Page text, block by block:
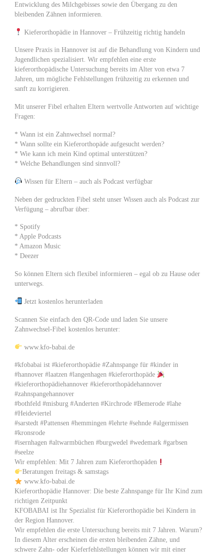
Entwicklung des Milchgebisses sowie den Übergang zu den
bleibenden Zähnen informieren.
Kieferorthopädie in Hannover – Frühzeitig richtig handeln
Unsere Praxis in Hannover ist auf die Behandlung von Kindern und
Jugendlichen spezialisiert. Wir empfehlen eine erste
kieferorthopädische Untersuchung bereits im Alter von etwa 7
Jahren, um mögliche Fehlstellungen frühzeitig zu erkennen und
sanft zu korrigieren.
Mit unserer Fibel erhalten Eltern wertvolle Antworten auf wichtige
Fragen:
* Wann ist ein Zahnwechsel normal?
* Wann sollte ein Kieferorthopäde aufgesucht werden?
* Wie kann ich mein Kind optimal unterstützen?
* Welche Behandlungen sind sinnvoll?
Wissen für Eltern – auch als Podcast verfügbar
Neben der gedruckten Fibel steht unser Wissen auch als Podcast zur
Verfügung – abrufbar über:
* Spotify
* Apple Podcasts
* Amazon Music
* Deezer
So können Eltern sich flexibel informieren – egal ob zu Hause oder
unterwegs.
Jetzt kostenlos herunterladen
Scannen Sie einfach den QR-Code und laden Sie unsere
Zahnwechsel-Fibel kostenlos herunter:
www.kfo-babai.de
#kfobabai ist #kieferorthopädie #Zahnspange für #kinder in
#hannover #laatzen #langenhagen #kieferorthopäde
#kieferorthopädiehannover #kieferorthopädehannover
#zahnspangehannover
#bothfeld #misburg #Anderten #Kirchrode #Bemerode #lahe
#Heideviertel
#sarstedt #Pattensen #hemmingen #lehrte #sehnde #algermissen
#kronsrode
#isernhagen #altwarmbüchen #burgwedel #wedemark #garbsen
#seelze
Wir empfehlen: Mit 7 Jahren zum Kieferorthopäden
Beratungen freitags & samstags
www.kfo-babai.de
Kieferorthopädie Hannover: Die beste Zahnspange für Ihr Kind zum
richtigen Zeitpunkt
KFOBABAI ist Ihr Spezialist für Kieferorthopädie bei Kindern in
der Region Hannover.
Wir empfehlen die erste Untersuchung bereits mit 7 Jahren. Warum?
In diesem Alter erscheinen die ersten bleibenden Zähne, und
schwere Zahn- oder Kieferfehlstellungen können wir mit einer